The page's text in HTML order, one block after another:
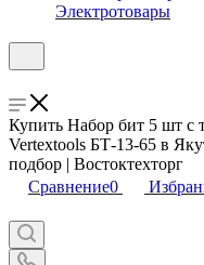
Электротовары
Купить Набор бит 5 шт с
Vertextools БТ-13-65 в
подбор | Востоктехторг
Сравнение0